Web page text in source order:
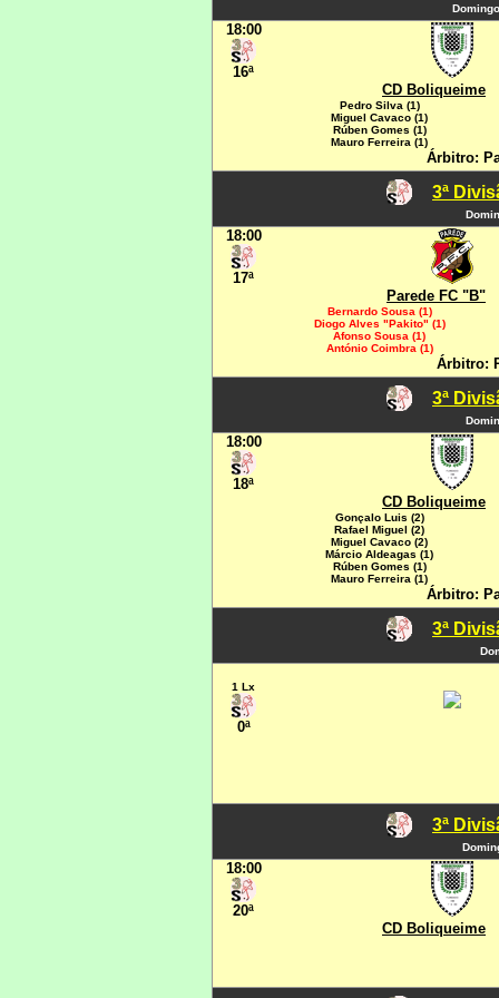
18:00
16ª
CD Boliqueime
Pedro Silva (1)
Miguel Cavaco (1)
Rúben Gomes (1)
Mauro Ferreira (1)
Árbitro:
3ª
18:00
17ª
Parede FC "B"
Bernardo Sousa (1)
Diogo Alves "Pakito" (1)
Afonso Sousa (1)
António Coimbra (1)
Árbitro:
3ª
18:00
18ª
CD Boliqueime
Gonçalo Luis (2)
Rafael Miguel (2)
Miguel Cavaco (2)
Márcio Aldeagas (1)
Rúben Gomes (1)
Mauro Ferreira (1)
Árbitro:
3ª
1 Lx
0ª
3ª
18:00
20ª
CD Boliqueime